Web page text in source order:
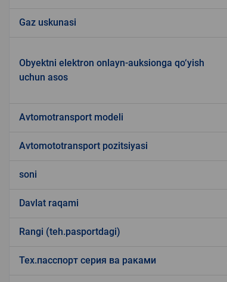
Gaz uskunasi
Obyektni elektron onlayn-auksionga qo‘yish
uchun asos
Avtomotransport modeli
Avtomototransport pozitsiyasi
soni
Davlat raqami
Rangi (teh.pasportdagi)
Тех.пасспорт серия ва раками